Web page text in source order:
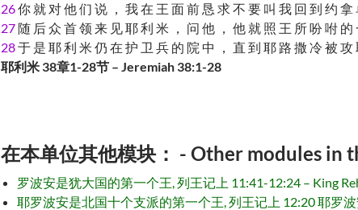
26你 就 对 他 们 说 ， 我 在 王 面 前 恳 求 不 要 叫 我 回 到 约 拿
27随 后 众 首 领 来 见 耶 利 米 ， 问 他 ， 他 就 照 王 所 吩 咐
28于 是 耶 利 米 仍 在 护 卫 兵 的 院 中 ， 直 到 耶 路 撒 冷 被 攻
耶利米 38章1-28节 – Jeremiah 38:1-28
在本单位其他模块： - Other modules in
罗波安是犹大国的第一个王, 列王记上 11:41-12:24 – King
耶罗波安是北国十个支派的第一个王, 列王记上 12:20 耶罗